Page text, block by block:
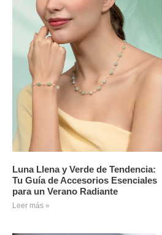
Luna Llena y Verde de Tendencia:
Tu Guía de Accesorios Esenciales
para un Verano Radiante
Leer más »